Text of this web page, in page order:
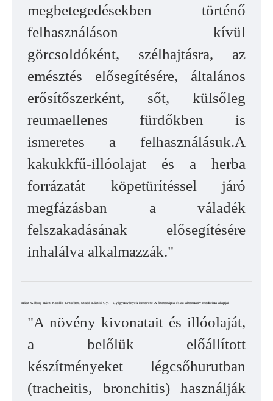
megbetegedésekben történő
felhasználáson kívül
görcsoldóként, szélhajtásra, az
emésztés elősegítésére, általános
erősítőszerként, sőt, külsőleg
reumaellenes fürdőkben is
ismeretes a felhasználásuk.A
kakukkfű-illóolajat és a herba
forrázatát köpetürítéssel járó
megfázásban a váladék
felszakadásának elősegítésére
inhalálva alkalmazzák."
Rácz Gábor, Rácz-Kotilla Erzsébet, Szabó László Gy. - Gyógynövények ismerete-A fitoterápia és az alternatív medicina alapjai
"A növény kivonatait és illóolaját,
a belőlük előállított
készítményeket légcsőhurutban
(tracheitis, bronchitis) használják